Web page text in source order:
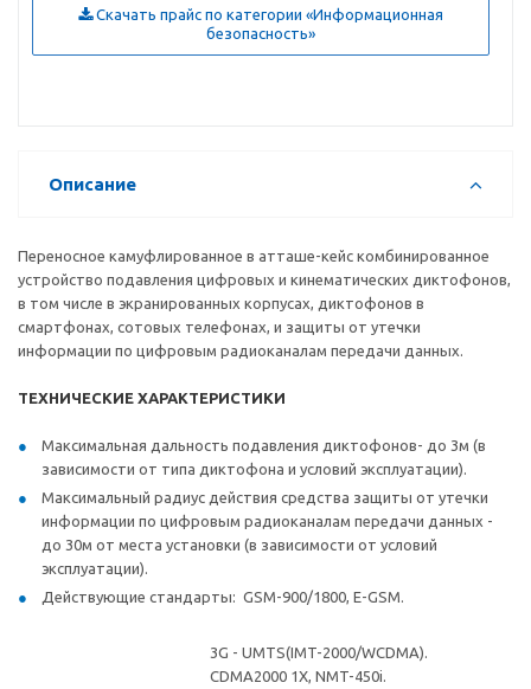
Скачать прайс по категории «Информационная
безопасность»
Описание
Переносное камуфлированное в атташе-кейс комбинированное
устройство подавления цифровых и кинематических диктофонов,
в том числе в экранированных корпусах, диктофонов в
смартфонах, сотовых телефонах, и защиты от утечки
информации по цифровым радиоканалам передачи данных.
ТЕХНИЧЕСКИЕ ХАРАКТЕРИСТИКИ
Максимальная дальность подавления диктофонов- до 3м (в
зависимости от типа диктофона и условий эксплуатации).
Максимальный радиус действия средства защиты от утечки
информации по цифровым радиоканалам передачи данных -
до 30м от места установки (в зависимости от условий
эксплуатации).
Действующие стандарты: GSM-900/1800, E-GSM.
3G - UMTS(IMT-2000/WCDMA).
CDMA2000 1X, NMT-450i.